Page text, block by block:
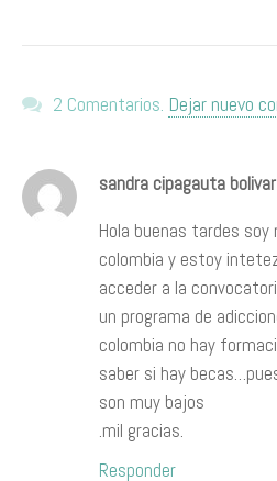
2 Comentarios. Dejar nuevo
sandra cipagauta bolivar
Hola buenas tardes
colombia y estoy
acceder a la
un programa de
colombia no hay
saber si hay
son muy bajos
.mil gracias.
Responder